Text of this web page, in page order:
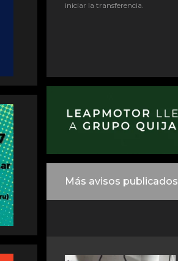
iniciar la transferencia.
Más avisos publicados